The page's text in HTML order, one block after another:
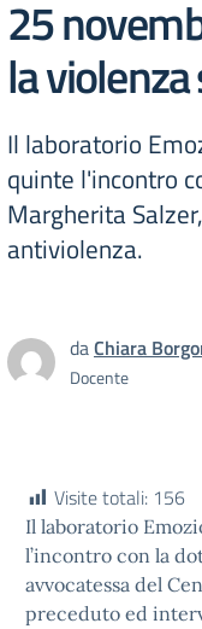
25
la
Il laboratorio
quinte l'incontro
Margherita
antiviolenza.
daChiara
Docente
Visite totali: 156
Il laboratorio
l’incontro con la
avvocatessa del
preceduto ed